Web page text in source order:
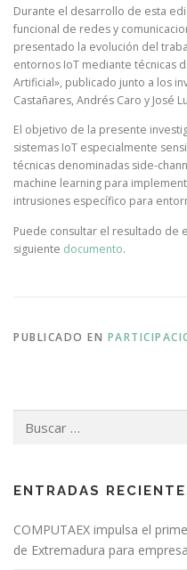
Durante el desarrollo de esta
funcional de redes y
presentado la evolución del
entornos IoT mediante técnicas
Artificial», publicado junto a los
Castañares, Andrés Caro y José
El objetivo de la presente
sistemas IoT especialmente
técnicas denominadas side-
machine learning para
intrusiones específico para
Puede consultar el resultado de
siguiente documento.
PUBLICADO EN
ENTRADAS
COMPUTAEX impulsa el
de Extremadura para